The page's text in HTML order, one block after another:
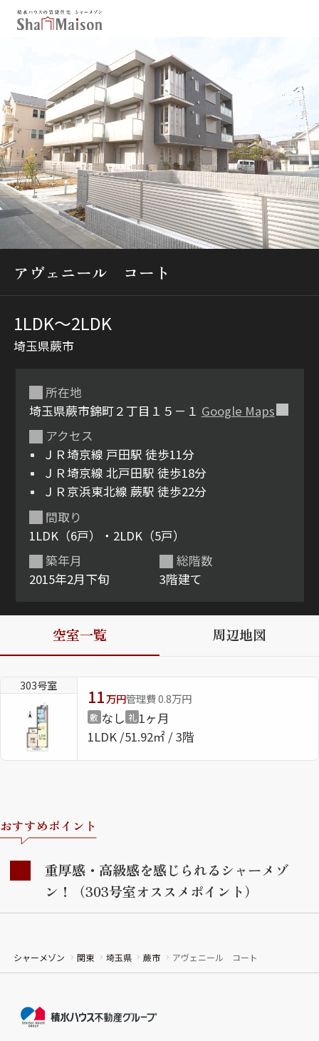
新着メール設定
最近見た物件
北海道 東北
関東
中部
関西
中国・四国
九州
市区郡・路線・駅から探す
通勤・通学時間から探す
地図から探す
シャーメゾンとは
シャーメゾンセレクショ
ン
ルームツアー 動画ギャラリー
シャーメゾンショップを探す
らくらく内見
シャーメゾンライフサポート
お問い合わせ・よくある質問
らくらくパートナー
シャーメゾンライフ GUARD
らくらくプラチナ
アヴェニール コート
1LDK〜2LDK
埼玉県蕨市
所在地
埼玉県蕨市錦町２丁目１５－１ Google Maps
アクセス
ＪＲ埼京線 戸田駅 徒歩11分
ＪＲ埼京線 北戸田駅 徒歩18分
ＪＲ京浜東北線 蕨駅 徒歩22分
築年月
2015年2月下旬
間取り
1LDK（6戸）・2LDK（5戸）
総階数
3階建て
空室一覧 周辺地図
303号室
11万円管理費 0.8万円
敷 なし 礼 1ヶ月
1LDK 51.92㎡ / 3階
おすすめポイント
重厚感・高級感を感じられるシャーメゾ
ン！（303号室オススメポイント）
シャーメゾン 関東 埼玉県 蕨市 アヴェニール コート